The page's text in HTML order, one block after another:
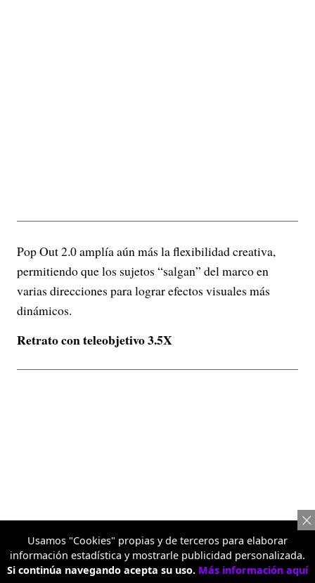
Pop Out 2.0 amplía aún más la flexibilidad creativa,
permitiendo que los sujetos “salgan” del marco en
varias direcciones para lograr efectos visuales más
dinámicos.
Retrato con teleobjetivo 3.5X
Usamos "Cookies" propias y de terceros para elaborar
información estadística y mostrarle publicidad personalizada.
Si continúa navegando acepta su uso. Más información aquí